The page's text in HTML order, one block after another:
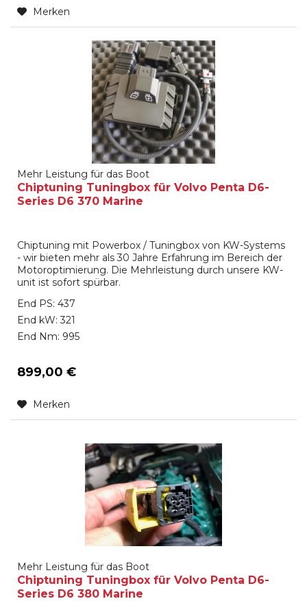
Merken
Mehr Leistung für das Boot
Chiptuning Tuningbox für Volvo Penta D6-
Series D6 370 Marine
Chiptuning mit Powerbox / Tuningbox von KW-Systems
- wir bieten mehr als 30 Jahre Erfahrung im Bereich der
Motoroptimierung. Die Mehrleistung durch unsere KW-
unit ist sofort spürbar.
End PS: 437
End kW: 321
End Nm: 995
899,00 €
Merken
Mehr Leistung für das Boot
Chiptuning Tuningbox für Volvo Penta D6-
Series D6 380 Marine